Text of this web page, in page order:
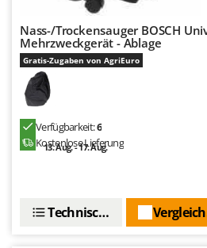
Nass-/Trockensauger BOSCH
Mehrzweckgerät - Ablage
Gratis-Zugaben von AgriEuro
Verfügbarkeit:6
Kostenlose Lieferung
13. Aug. - 17. Aug.
Technische Daten